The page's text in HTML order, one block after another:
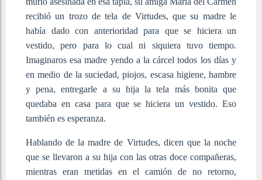
recibió un trozo de tela de Virtudes, que su madre le
había dado con anterioridad para que se hiciera un
vestido, pero para lo cual ni siquiera tuvo tiempo.
Imaginaros esa madre yendo a la cárcel todos los días y
en medio de la suciedad, piojos, escasa higiene, hambre
y pena, entregarle a su hija la tela más bonita que
quedaba en casa para que se hiciera un vestido. Eso
también es esperanza.
Hablando de la madre de Virtudes, dicen que la noche
que se llevaron a su hija con las otras doce compañeras,
mientras eran metidas en el camión de no retorno,